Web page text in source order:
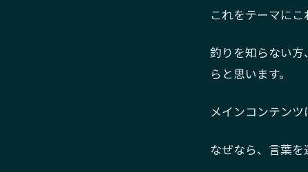
これをテーマに
釣りを知らない
らと思います。
メインコンテン
なぜなら、言葉